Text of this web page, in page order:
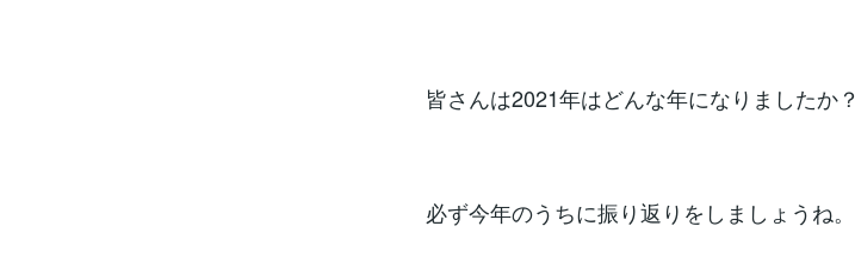
皆さんは2021年はどんな年になりましたか？
必ず今年のうちに振り返りをしましょうね。